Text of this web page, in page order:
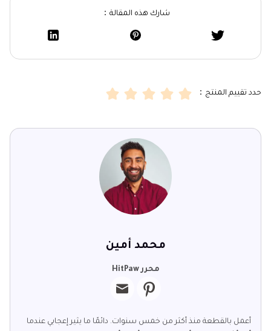
شارك هذه المقالة：
حدد تقييم المنتج：
محمد أمين
محرر HitPaw
أعمل بالقطعة منذ أكثر من خمس سنوات. دائمًا ما يثير إعجابي عندما